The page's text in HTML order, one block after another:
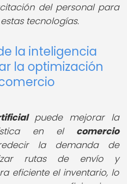
del personal para
tecnologías.
la inteligencia
la optimización
puede mejorar la
en el comercio
la demanda de
rutas de envío y
eficiente el inventario, lo